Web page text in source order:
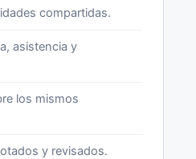
compartidas.
asistencia y
los mismos
y revisados.